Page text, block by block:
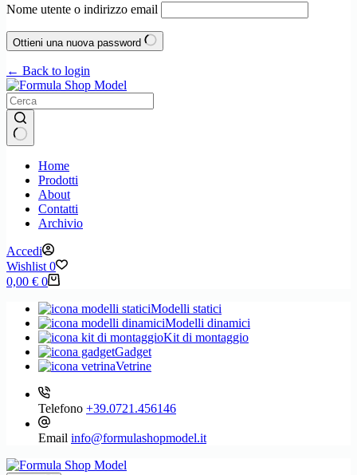
Nome utente o indirizzo email
Ottieni una nuova password
← Back to login
risultatoHome
Prodotti
About
Contatti
Archivio
Accedi
Wishlist 0
Carrello
0,00 € 0
Modelli statici
Modelli dinamici
Kit di montaggio
Gadget
Vetrine
Telefono +39.0721.456146
Email info@formulashopmodel.it